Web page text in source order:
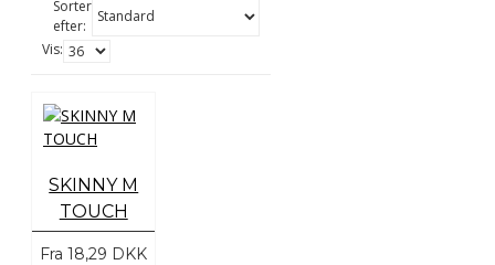
Sorter
efter:
Vis:
SKINNY M
TOUCH
Fra 18,29 DKK